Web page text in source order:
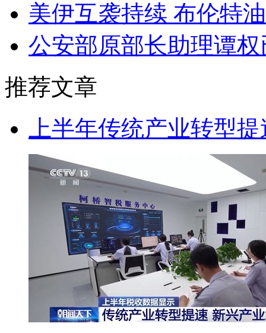
美伊互袭持续 布伦特
公安部原部长助理谭
推荐文章
上半年传统产业转型